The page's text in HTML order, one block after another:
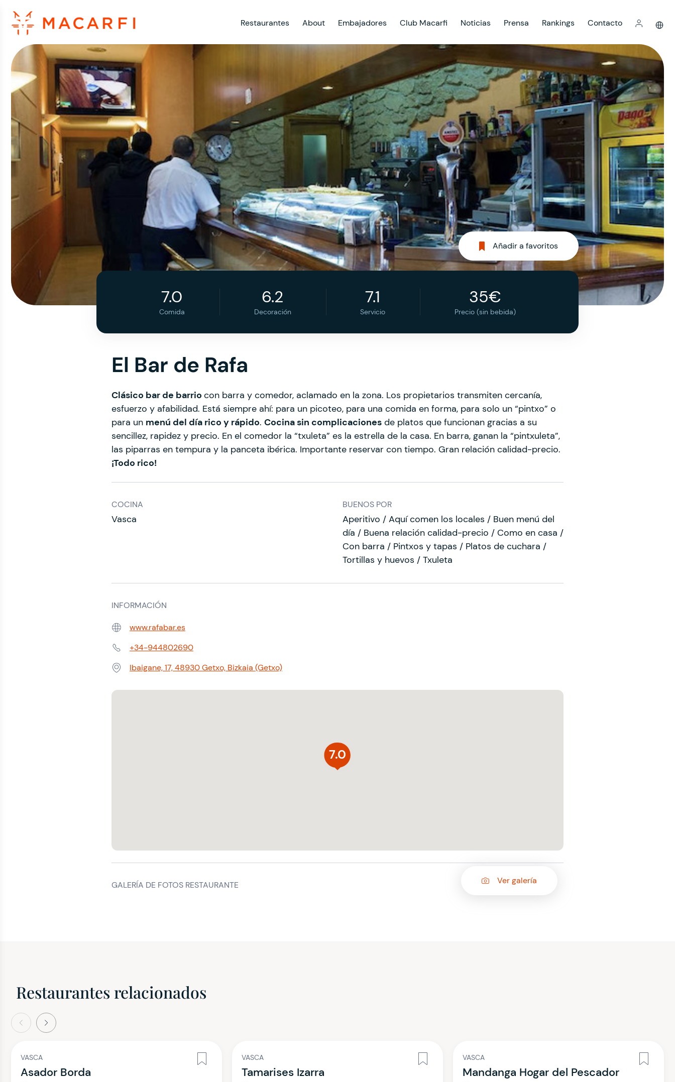
Restaurantes About Embajadores Club Macarfi Noticias Prensa Rankings Contacto
Añadir a favoritos
7.0
Comida
6.2
Decoración
7.1
Servicio
35€
Precio (sin bebida)
El Bar de Rafa
Clásico bar de barrio con barra y comedor, aclamado en la zona. Los propietarios transmiten cercanía,
esfuerzo y afabilidad. Está siempre ahí: para un picoteo, para una comida en forma, para solo un “pintxo” o
para un menú del día rico y rápido. Cocina sin complicaciones de platos que funcionan gracias a su
sencillez, rapidez y precio. En el comedor la “txuleta” es la estrella de la casa. En barra, ganan la “pintxuleta”,
las piparras en tempura y la panceta ibérica. Importante reservar con tiempo. Gran relación calidad-precio.
¡Todo rico!
COCINA
Vasca
BUENOS POR
Aperitivo / Aquí comen los locales / Buen menú del
día / Buena relación calidad-precio / Como en casa /
Con barra / Pintxos y tapas / Platos de cuchara /
Tortillas y huevos / Txuleta
INFORMACIÓN
Web: www.rafabar.es
Teléfono:+34-944802690
Dirección:Ibaigane, 17, 48930 Getxo, Bizkaia (Getxo)
7.0
GALERÍA DE FOTOS RESTAURANTE Ver galería
Restaurantes relacionados
Siguiente
VASCA
Asador Borda
VASCA
Tamarises Izarra
VASCA
Mandanga Hogar del Pescador